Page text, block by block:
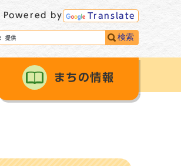
Powered by Translate
検索
まちの情報